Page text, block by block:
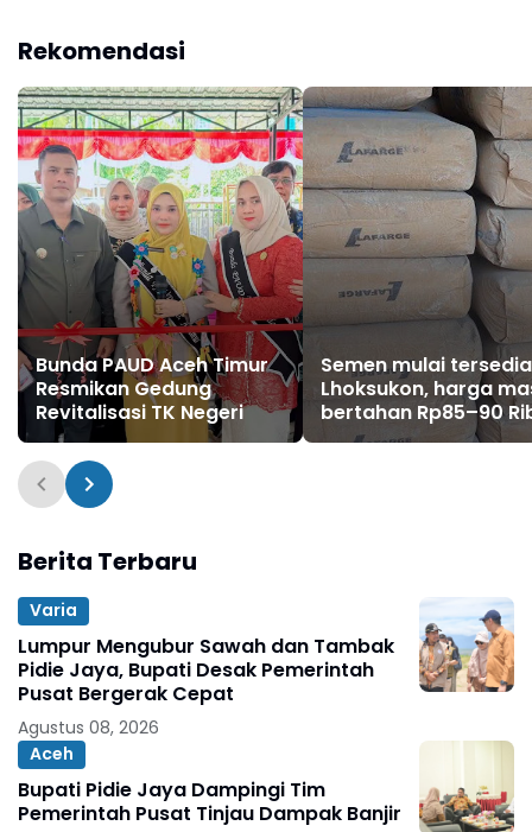
Rekomendasi
Bunda PAUD Aceh Timur
Resmikan Gedung
Revitalisasi TK Negeri
Semen mulai
Lhoksukon, harga
bertahan Rp85–90
per sak
Berita Terbaru
Varia
Lumpur Mengubur Sawah dan Tambak
Pidie Jaya, Bupati Desak Pemerintah
Pusat Bergerak Cepat
Agustus 08, 2026
Aceh
Bupati Pidie Jaya Dampingi Tim
Pemerintah Pusat Tinjau Dampak Banjir